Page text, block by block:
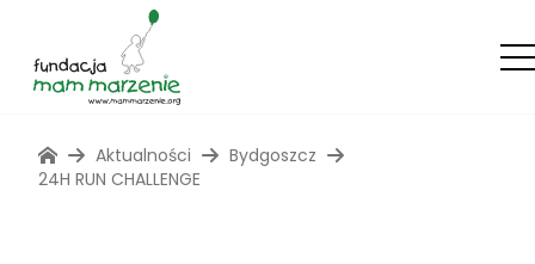
Aktualności
Bydgoszcz
24H RUN CHALLENGE